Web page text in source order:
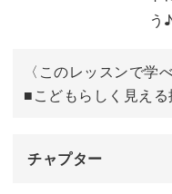
下描きを描く
着色する
う♪
〈このレッスンで学
■こどもらしく見え
チャプター